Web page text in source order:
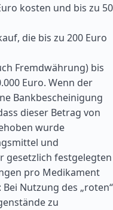
kosten und bis zu 50
die bis zu 200 Euro
Fremdwährung) bis
Euro. Wenn der
Bankbescheinigung
dieser Betrag von
wurde
und
gesetzlich festgelegten
pro Medikament
Nutzung des „roten“
zu